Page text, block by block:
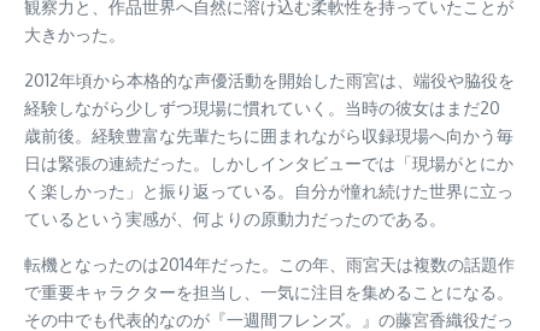
観察力と、作品世界へ自然に溶け込む柔軟性を持っていたことが
大きかった。
2012年頃から本格的な声優活動を開始した雨宮は、端役や脇役を
経験しながら少しずつ現場に慣れていく。当時の彼女はまだ20
歳前後。経験豊富な先輩たちに囲まれながら収録現場へ向かう毎
日は緊張の連続だった。しかしインタビューでは「現場がとにか
く楽しかった」と振り返っている。自分が憧れ続けた世界に立っ
ているという実感が、何よりの原動力だったのである。
転機となったのは2014年だった。この年、雨宮天は複数の話題作
で重要キャラクターを担当し、一気に注目を集めることになる。
その中でも代表的なのが『一週間フレンズ。』の藤宮香織役だっ